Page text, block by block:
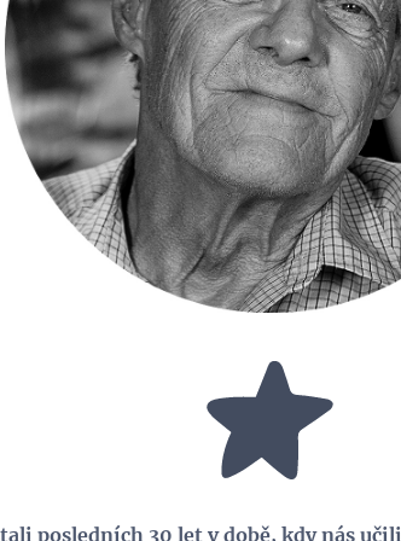
posledních 30 let v době, kdy nás